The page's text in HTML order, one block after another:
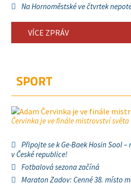
Na Hornoměstské ve čtvrtek
VÍCE ZPRÁV
SPORT
Červinka je ve finále mistrovství světa
Připojte se k Ge-Baek Hosin Sool
v České republice!
Fotbalová sezona začíná
Maraton Zadov: Cenné 38. místo